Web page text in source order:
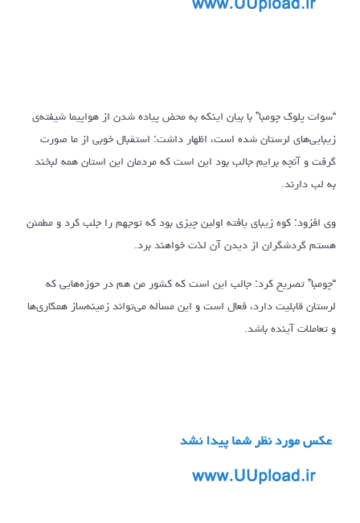
“سوات پلوک چومبا” با بیان اینکه به محض پیاده شدن از هواپیما شیفته‌ی
زیبایی‌های لرستان شده است، اظهار داشت: استقبال خوبی از ما صورت
گرفت و آنچه برایم جالب بود این است که مردمان این استان همه لبخند
به لب دارند.
وی افزود: کوه زیبای یافته اولین چیزی بود که توجهم را جلب کرد و مطمئن
هستم گردشگران از دیدن آن لذت خواهند برد.
“چومبا” تصریح کرد: جالب این است که کشور من هم در حوزه‌هایی که
لرستان قابلیت دارد، فعال است و این مسأله می‌تواند زمینه‌ساز همکاری‌ها
و تعاملات آینده باشد.